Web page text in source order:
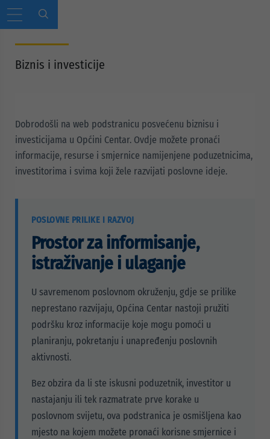
Biznis i investicije
Dobrodošli na web podstranicu posvećenu biznisu i
investicijama u Općini Centar. Ovdje možete pronaći
informacije, resurse i smjernice namijenjene poduzetnicima,
investitorima i svima koji žele razvijati poslovne ideje.
POSLOVNE PRILIKE I RAZVOJ
Prostor za informisanje,
istraživanje i ulaganje
U savremenom poslovnom okruženju, gdje se prilike
neprestano razvijaju, Općina Centar nastoji pružiti
podršku kroz informacije koje mogu pomoći u
planiranju, pokretanju i unapređenju poslovnih
aktivnosti.
Bez obzira da li ste iskusni poduzetnik, investitor u
nastajanju ili tek razmatrate prve korake u
poslovnom svijetu, ova podstranica je osmišljena kao
mjesto na kojem možete pronaći korisne smjernice i